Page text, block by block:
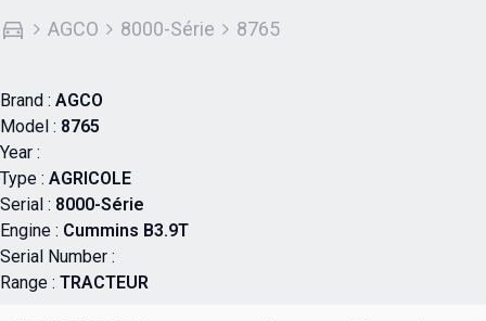
AGCO 8000-Série 8765
Brand : AGCO
Model : 8765
Year :
Type : AGRICOLE
Serial : 8000-Série
Engine : Cummins B3.9T
Serial Number :
Range : TRACTEUR